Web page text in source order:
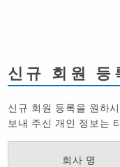
신규 회원 등
신규 회원 등록을 원하
보내 주신 개인 정보는
회사 명